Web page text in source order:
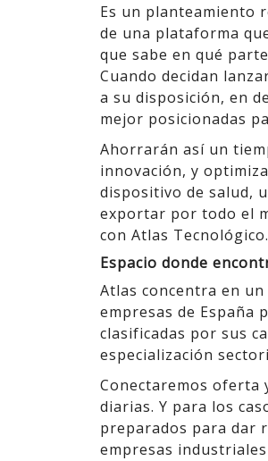
Es un planteamiento
de una plataforma
que sabe en qué
Cuando decidan
a su disposición, en
mejor posicionadas
Ahorrarán así un
innovación, y
dispositivo de salud,
exportar por todo el
con Atlas Tecnológico.
Espacio donde
Atlas concentra en
empresas de España
clasificadas por sus
especialización
Conectaremos oferta
diarias. Y para los
preparados para dar
empresas